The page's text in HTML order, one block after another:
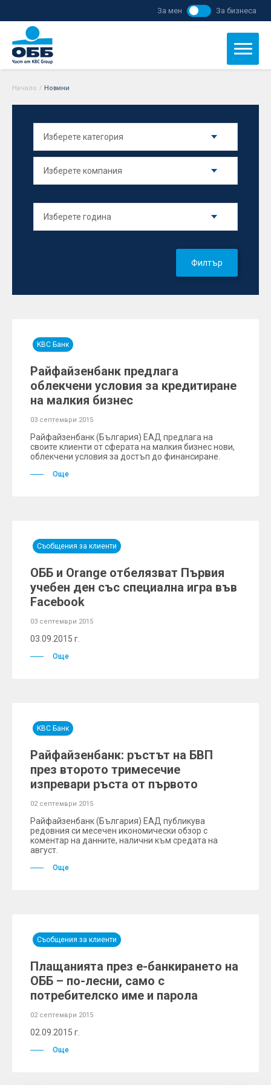
За мен За бизнеса
Начало / Новини
Филтър
KBC Банк
Райфайзенбанк предлага
облекчени условия за кредитиране
на малкия бизнес
03 септември 2015
Райфайзенбанк (България) ЕАД предлага на
своите клиенти от сферата на малкия бизнес нови,
облекчени условия за достъп до финансиране.
Още
Съобщения за клиенти
ОББ и Orange отбелязват Първия
учебен ден със специална игра във
Facebook
03 септември 2015
03.09.2015 г.
Още
KBC Банк
Райфайзенбанк: ръстът на БВП
през второто тримесечие
изпревари ръста от първото
02 септември 2015
Райфайзенбанк (България) ЕАД публикува
редовния си месечен икономически обзор с
коментар на данните, налични към средата на
август.
Още
Съобщения за клиенти
Плащанията през е-банкирането на
ОББ – по-лесни, само с
потребителско име и парола
02 септември 2015
02.09.2015 г.
Още